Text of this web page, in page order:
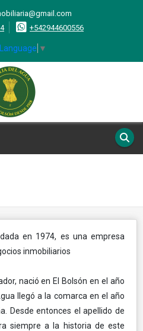
+542944600556
▼
en 1974, es una empresa
inmobiliarios
nació en El Bolsón en el año
llegó a la comarca en el año
Desde entonces el apellido de
siempre a la historia de este